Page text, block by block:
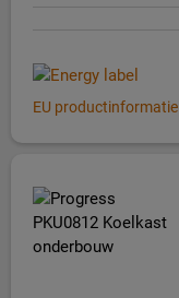
EU productinformatie